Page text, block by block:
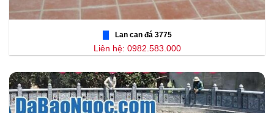
Lan can đá 3775
Liên hệ: 0982.583.000